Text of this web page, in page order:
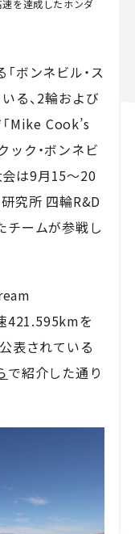
速を達成したホンダ
ボンネビル・ス
る、2輪および
Mike Cook’s
ク・ボンネビ
会は9月15～20
究所 四輪R&D
チームが参戦し
421.595kmを
表されている
で紹介した通り